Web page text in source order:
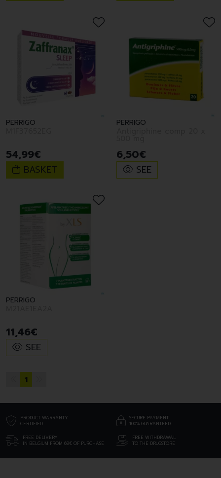
PERRIGO
54,99€
BASKET
PERRIGO
6,50€
SEE
PERRIGO
11,46€
SEE
1
PRODUCT WARRANTY
CERTIFIED
SECURE PAYMENT
100% GUARANTEED
FREE DELIVERY
IN BELGIUM FROM 69€ OF PURCHASE
FREE WITHDRAWAL
TO THE DRUGSTORE